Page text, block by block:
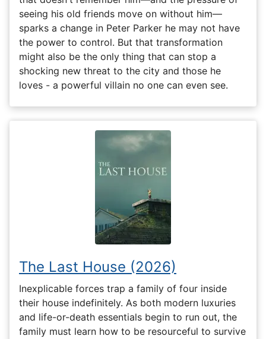
seeing his old friends move on without him—
sparks a change in Peter Parker he may not have
the power to control. But that transformation
might also be the only thing that can stop a
shocking new threat to the city and those he
loves - a powerful villain no one can even see.
The Last House (2026)
Inexplicable forces trap a family of four inside
their house indefinitely. As both modern luxuries
and life-or-death essentials begin to run out, the
family must learn how to be resourceful to survive